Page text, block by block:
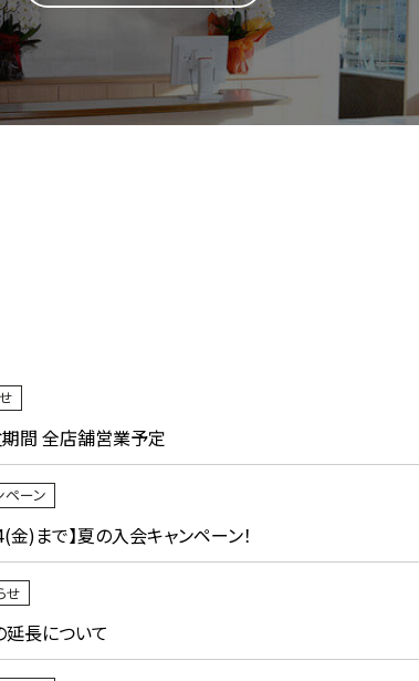
期間 全店舗営業予定
)まで】夏の入会キャンペーン！
ペーン
長について
せ